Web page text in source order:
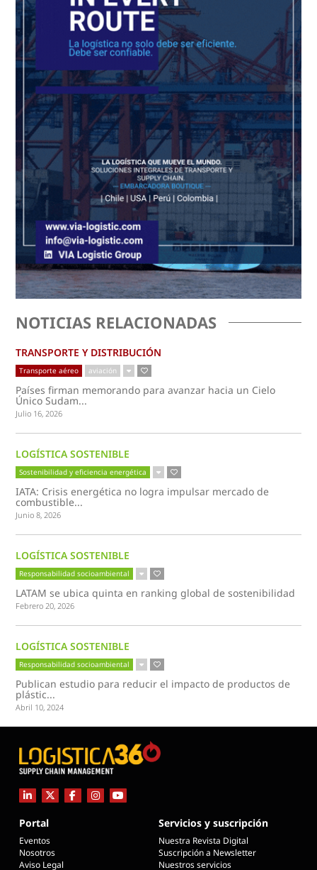
NOTICIAS RELACIONADAS
TRANSPORTE Y DISTRIBUCIÓN
Transporte aéreo aviación
Países firman memorando para avanzar hacia un Cielo
Único Sudam...
Julio 16, 2026
LOGÍSTICA SOSTENIBLE
Sostenibilidad y eficiencia energética
IATA: Crisis energética no logra impulsar mercado de
combustible...
Junio 8, 2026
LOGÍSTICA SOSTENIBLE
Responsabilidad socioambiental
LATAM se ubica quinta en ranking global de sostenibilidad
Febrero 20, 2026
LOGÍSTICA SOSTENIBLE
Responsabilidad socioambiental
Publican estudio para reducir el impacto de productos de
plástic...
Abril 10, 2024
Portal
Eventos
Nosotros
Aviso Legal
Servicios y suscripción
Nuestra Revista Digital
Suscripción a Newsletter
Nuestros servicios